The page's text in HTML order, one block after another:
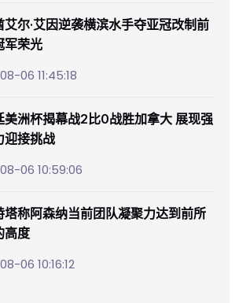
艾尔·艾因逆袭横滨水手夺亚冠改制前
军荣光
06 11:45:18
美洲杯揭幕战2比0战胜加拿大 展现强
迎接挑战
06 10:59:06
塔称阿森纳当前团队凝聚力达到前所
高度
06 10:16:12